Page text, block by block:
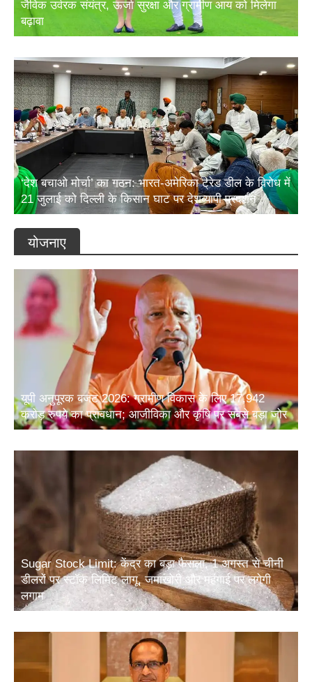
जैविक उर्वरक संयंत्र, ऊर्जा सुरक्षा और ग्रामीण आय को मिलेगा
बढ़ावा
‘देश बचाओ मोर्चा’ का गठन: भारत-अमेरिका ट्रेड डील के विरोध में
21 जुलाई को दिल्ली के किसान घाट पर देशव्यापी प्रदर्शन
योजनाए
यूपी अनुपूरक बजट 2026: ग्रामीण विकास के लिए 17,942
करोड़ रुपये का प्रावधान; आजीविका और कृषि पर सबसे बड़ा जोर
Sugar Stock Limit: केंद्र का बड़ा फैसला, 1 अगस्त से चीनी
डीलरों पर स्टॉक लिमिट लागू, जमाखोरी और महंगाई पर लगेगी
लगाम